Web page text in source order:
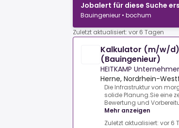
Jobalert für diese Suche
Bauingenieur • bochum
Zuletzt aktualisiert: vor 6 Tagen
Kalkulator (m/w/
(Bauingenieur)
HEITKAMP
Herne, Nordrhein-
Die Infrastruktur von
solide Planung.Sie eine
Bewertung und
Mehr anzeigen
Zuletzt aktualisiert: vor 6